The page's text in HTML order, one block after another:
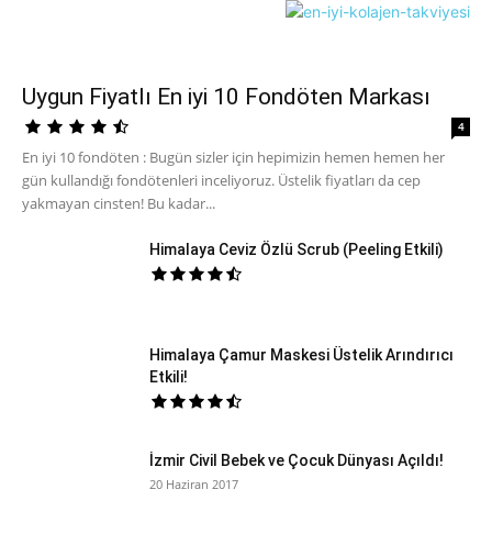
Uygun Fiyatlı En iyi 10 Fondöten Markası
4
En iyi 10 fondöten : Bugün sizler için hepimizin hemen hemen her
gün kullandığı fondötenleri inceliyoruz. Üstelik fiyatları da cep
yakmayan cinsten! Bu kadar...
Himalaya Ceviz Özlü Scrub (Peeling Etkili)
Himalaya Çamur Maskesi Üstelik Arındırıcı
Etkili!
İzmir Civil Bebek ve Çocuk Dünyası Açıldı!
20 Haziran 2017